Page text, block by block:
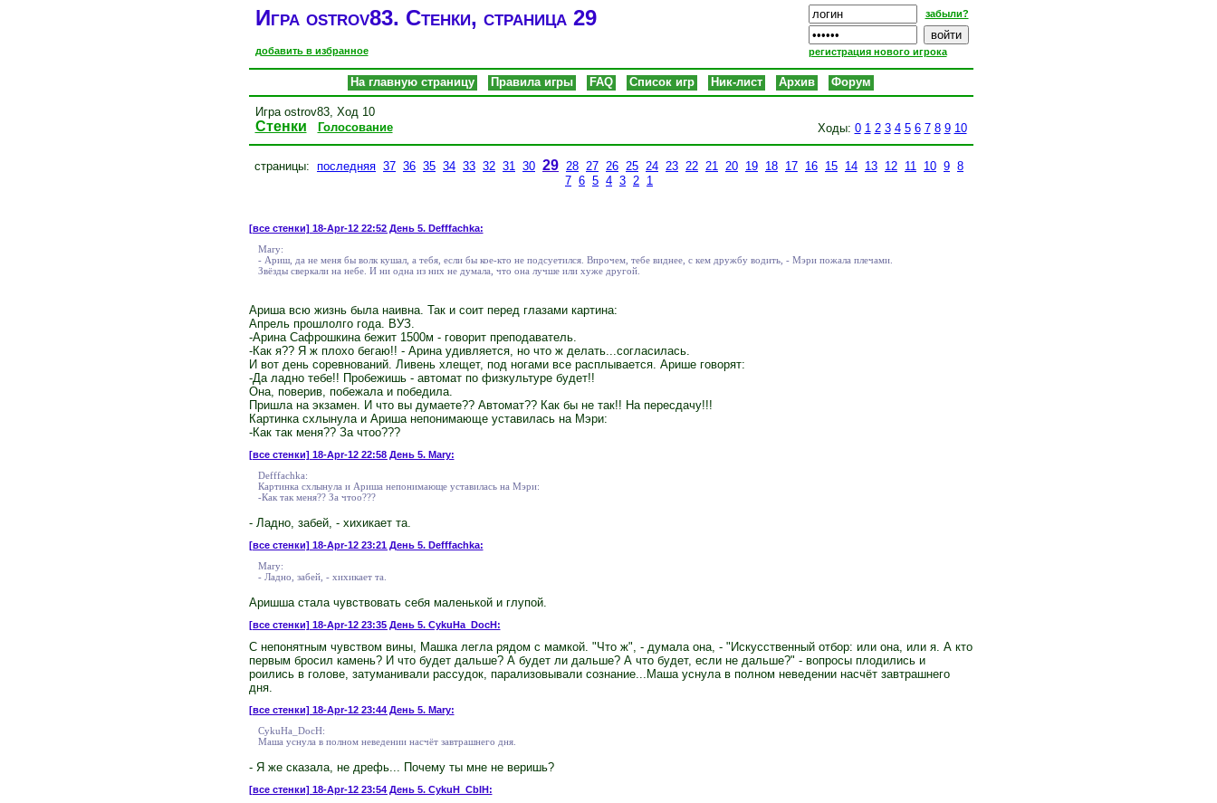
Игра ostrov83. Стенки, страница 29
добавить в избранное
забыли?
регистрация нового игрока
На главную страницу Правила игры FAQ Список игр Ник-лист Архив Форум
Игра ostrov83, Ход 10
Стенки Голосование Ходы: 0 1 2 3 4 5 6 7 8 9 10
страницы: последняя 37 36 35 34 33 32 31 30 29 28 27 26 25 24 23 22 21 20 19 18 17 16 15 14 13 12 11 10 9 8
7 6 5 4 3 2 1
[все стенки] 18-Apr-12 22:52 День 5. Defffachka:
Mary:
- Ариш, да не меня бы волк кушал, а тебя, если бы кое-кто не подсуетился. Впрочем, тебе виднее, с кем дружбу водить, - Мэри пожала плечами.
Звёзды сверкали на небе. И ни одна из них не думала, что она лучше или хуже другой.
Ариша всю жизнь была наивна. Так и соит перед глазами картина:
Апрель прошлолго года. ВУЗ.
-Арина Сафрошкина бежит 1500м - говорит преподаватель.
-Как я?? Я ж плохо бегаю!! - Арина удивляется, но что ж делать...согласилась.
И вот день соревнований. Ливень хлещет, под ногами все расплывается. Арише говорят:
-Да ладно тебе!! Пробежишь - автомат по физкультуре будет!!
Она, поверив, побежала и победила.
Пришла на экзамен. И что вы думаете?? Автомат?? Как бы не так!! На пересдачу!!!
Картинка схлынула и Ариша непонимающе уставилась на Мэри:
-Как так меня?? За чтоо???
[все стенки] 18-Apr-12 22:58 День 5. Mary:
Defffachka:
Картинка схлынула и Ариша непонимающе уставилась на Мэри:
-Как так меня?? За чтоо???
- Ладно, забей, - хихикает та.
[все стенки] 18-Apr-12 23:21 День 5. Defffachka:
Mary:
- Ладно, забей, - хихикает та.
Аришша стала чувствовать себя маленькой и глупой.
[все стенки] 18-Apr-12 23:35 День 5. CykuHa_DocH:
С непонятным чувством вины, Машка легла рядом с мамкой. "Что ж", - думала она, - "Искусственный отбор: или она, или я. А кто
первым бросил камень? И что будет дальше? А будет ли дальше? А что будет, если не дальше?" - вопросы плодились и
роились в голове, затуманивали рассудок, парализовывали сознание...Маша уснула в полном неведении насчёт завтрашнего
дня.
[все стенки] 18-Apr-12 23:44 День 5. Mary:
CykuHa_DocH:
Маша уснула в полном неведении насчёт завтрашнего дня.
- Я же сказала, не дрефь... Почему ты мне не веришь?
[все стенки] 18-Apr-12 23:54 День 5. CykuH_CbIH: